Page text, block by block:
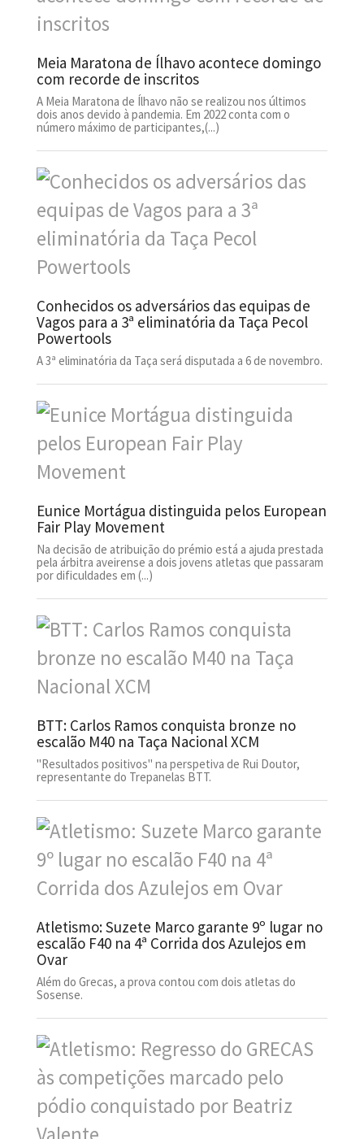
Meia Maratona de Ílhavo acontece domingo
com recorde de inscritos
A Meia Maratona de Ílhavo não se realizou nos últimos
dois anos devido à pandemia. Em 2022 conta com o
número máximo de participantes,(...)
Conhecidos os adversários das equipas de
Vagos para a 3ª eliminatória da Taça Pecol
Powertools
A 3ª eliminatória da Taça será disputada a 6 de novembro.
Eunice Mortágua distinguida pelos European
Fair Play Movement
Na decisão de atribuição do prémio está a ajuda prestada
pela árbitra aveirense a dois jovens atletas que passaram
por dificuldades em (...)
BTT: Carlos Ramos conquista bronze no
escalão M40 na Taça Nacional XCM
"Resultados positivos" na perspetiva de Rui Doutor,
representante do Trepanelas BTT.
Atletismo: Suzete Marco garante 9º lugar no
escalão F40 na 4ª Corrida dos Azulejos em
Ovar
Além do Grecas, a prova contou com dois atletas do
Sosense.